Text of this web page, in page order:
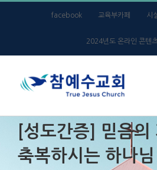
facebook 교육부카페 시
2024년도 온라인 콘텐
[성도간증] 믿음의
축복하시는 하나님